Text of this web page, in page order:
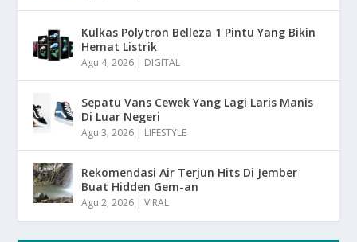
Kulkas Polytron Belleza 1 Pintu Yang Bikin
Hemat Listrik
Agu 4, 2026 | DIGITAL
Sepatu Vans Cewek Yang Lagi Laris Manis
Di Luar Negeri
Agu 3, 2026 | LIFESTYLE
Rekomendasi Air Terjun Hits Di Jember
Buat Hidden Gem-an
Agu 2, 2026 |VIRAL